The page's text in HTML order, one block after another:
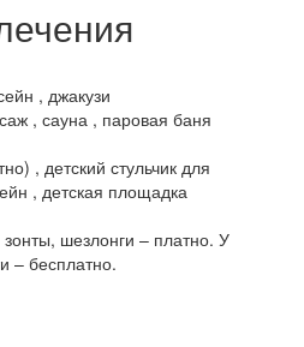
, джакузи
, сауна , паровая баня
, детский стульчик для
, детская площадка
шезлонги – платно. У
– бесплатно.